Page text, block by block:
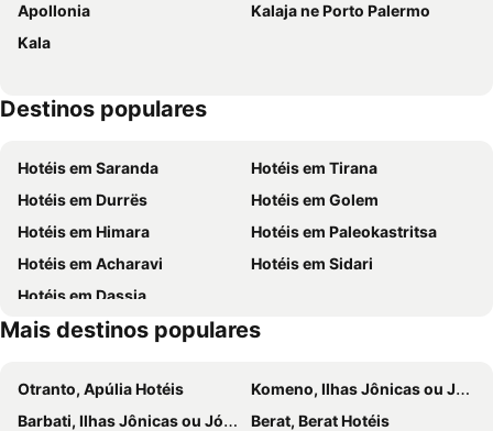
Sea & Sand Hotel
Le Palazzine Hotel
Hotel Balili
Hotel Palace
Blue Paradise
Miramare Boutique Hotel
Hotel Central
Tris3 Hotel
Hesperus Hotel
The Central View Boutique Hotel
Hotel Bologna
Hotel San Saena
Hotel Nika
ZANI'S VILLA
Beliz Boutique Hotel
Sol Boutique Hotel
Kevins Aparthotel
Ames Hotel & SPA
Hildon Villas
Apollonia
Kalaja ne Porto Palermo
Kala
Destinos populares
Hotéis em Saranda
Hotéis em Tirana
Hotéis em Durrës
Hotéis em Golem
Hotéis em Himara
Hotéis em Paleokastritsa
Hotéis em Acharavi
Hotéis em Sidari
Hotéis em Dassia
Mais destinos populares
Otranto, Apúlia Hotéis
Komeno, Ilhas Jônicas ou Jónicas Hotéis
Barbati, Ilhas Jônicas ou Jónicas Hotéis
Berat, Berat Hotéis